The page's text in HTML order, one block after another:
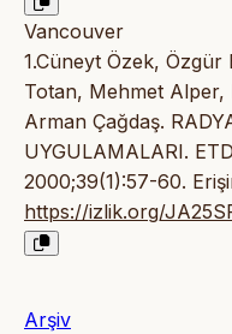
Vancouver
1.Cüneyt Özek,
Totan, Mehmet Alper,
Arman Çağdaş.
UYGULAMALARI.
2000;39(1):57-60.
https://izlik.org/
Arşiv